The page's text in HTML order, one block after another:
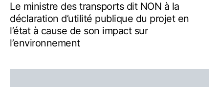
Le ministre des transports dit NON à la
déclaration d’utilité publique du projet en
l’état à cause de son impact sur
l’environnement